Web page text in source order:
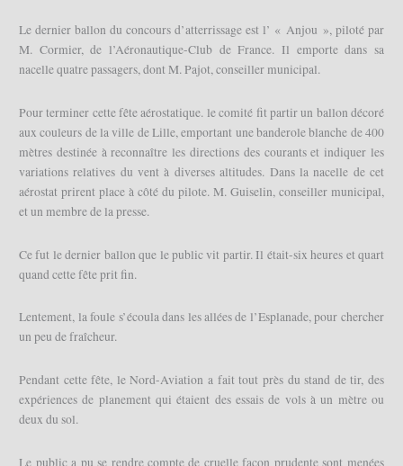
Le dernier ballon du concours d’atterrissage est l’ « Anjou », piloté par
M. Cormier, de l’Aéronautique-Club de France. Il emporte dans sa
nacelle quatre passagers, dont M. Pajot, conseiller municipal.
Pour terminer cette fête aérostatique. le comité fit partir un ballon décoré
aux couleurs de la ville de Lille, emportant une banderole blanche de 400
mètres destinée à reconnaître les directions des courants et indiquer les
variations relatives du vent à diverses altitudes. Dans la nacelle de cet
aérostat prirent place à côté du pilote. M. Guiselin, conseiller municipal,
et un membre de la presse.
Ce fut le dernier ballon que le public vit partir. Il était-six heures et quart
quand cette fête prit fin.
Lentement, la foule s’écoula dans les allées de l’Esplanade, pour chercher
un peu de fraîcheur.
Pendant cette fête, le Nord-Aviation a fait tout près du stand de tir, des
expériences de planement qui étaient des essais de vols à un mètre ou
deux du sol.
Le public a pu se rendre compte de cruelle façon prudente sont menées